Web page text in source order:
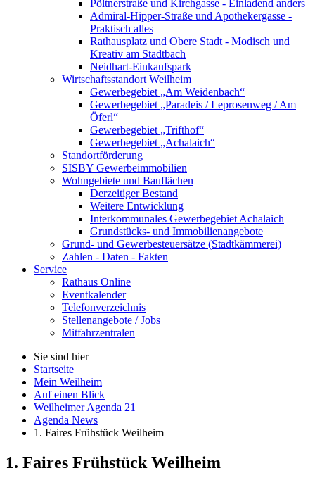
Pöltnerstraße und Kirchgasse - Einladend anders
Admiral-Hipper-Straße und Apothekergasse -
Praktisch alles
Rathausplatz und Obere Stadt - Modisch und
Kreativ am Stadtbach
Neidhart-Einkaufspark
Wirtschaftsstandort Weilheim
Gewerbegebiet „Am Weidenbach“
Gewerbegebiet „Paradeis / Leprosenweg / Am
Öferl“
Gewerbegebiet „Trifthof“
Gewerbegebiet „Achalaich“
Standortförderung
SISBY Gewerbeimmobilien
Wohngebiete und Bauflächen
Derzeitiger Bestand
Weitere Entwicklung
Interkommunales Gewerbegebiet Achalaich
Grundstücks- und Immobilienangebote
Grund- und Gewerbesteuersätze (Stadtkämmerei)
Zahlen - Daten - Fakten
Service
Rathaus Online
Eventkalender
Telefonverzeichnis
Stellenangebote / Jobs
Mitfahrzentralen
Sie sind hier
Startseite
Mein Weilheim
Auf einen Blick
Weilheimer Agenda 21
Agenda News
1. Faires Frühstück Weilheim
1. Faires Frühstück Weilheim